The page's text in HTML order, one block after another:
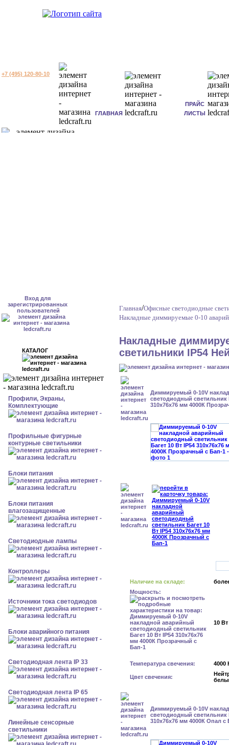
+7 (495) 120-80-10
ГЛАВНАЯ
ПРАЙС
ЛИСТЫ
Вход для
зарегистрированных
пользователей
КАТАЛОГ
Профили, Экраны,
Комплектующие
Профильные фигурные
контурные светильники
Блоки питания
Блоки питания
влагозащищенные
Светодиодные лампы
Контроллеры
Источники тока светодиодов
Блоки аварийного питания
Светодиодная лента IP 33
Светодиодная лента IP 65
Линейные сенсорные
светильники
Главная/Офисные светодиодные
Накладные диммируемые 0-10
Накладные
светильники IP54
Диммируемый 0-10V
светодиодный светильник
310x76x76 мм 4000К
Наличие на складе:
Мощность:
10 Вт
Температура свечения: 4000
Цвет свечения:
Диммируемый 0-10V
светодиодный светильник
310x76x76 мм 4000К Опал с